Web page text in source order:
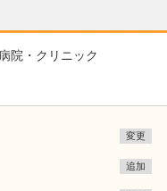
院・クリニック
変更
追加